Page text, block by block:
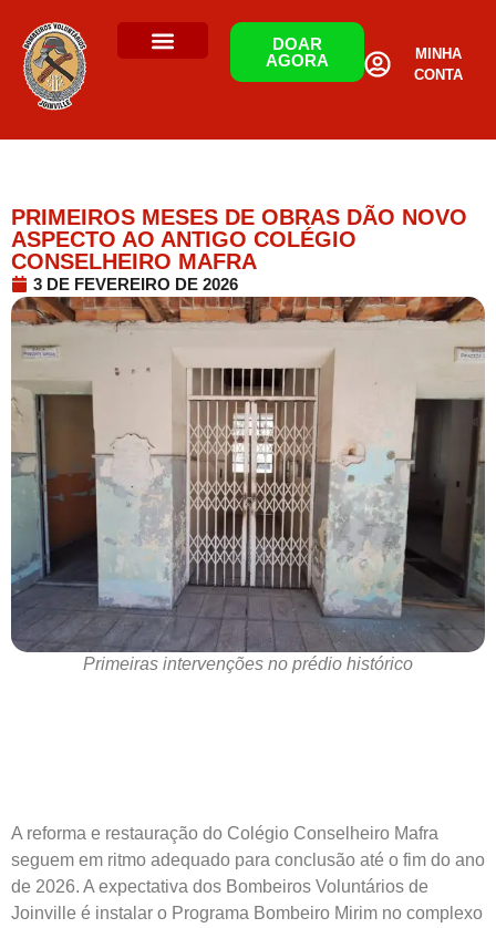
DOAR
AGORA
MINHA
CONTA
PRIMEIROS MESES DE OBRAS DÃO NOVO
ASPECTO AO ANTIGO COLÉGIO
CONSELHEIRO MAFRA
3 DE FEVEREIRO DE 2026
Primeiras intervenções no prédio histórico
A reforma e restauração do Colégio Conselheiro Mafra
seguem em ritmo adequado para conclusão até o fim do ano
de 2026. A expectativa dos Bombeiros Voluntários de
Joinville é instalar o Programa Bombeiro Mirim no complexo